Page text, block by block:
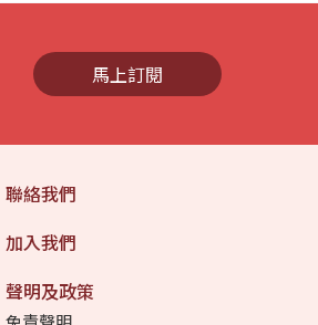
馬上訂閱
聯絡我們
加入我們
聲明及政策